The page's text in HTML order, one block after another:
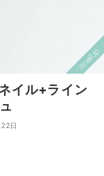
イル+ライン
日